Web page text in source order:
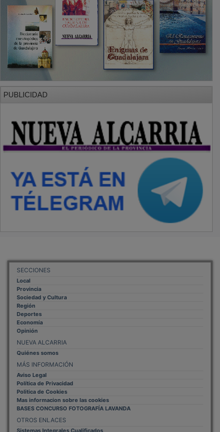
SECCIONES
Local
Provincia
Sociedad y Cultura
Región
Deportes
Economía
Opinión
NUEVA ALCARRIA
Quiénes somos
MÁS INFORMACIÓN
Aviso Legal
Política de Privacidad
Politica de Cookies
Mas informacion sobre las cookies
BASES CONCURSO FOTOGRAFÍA LAVANDA
OTROS ENLACES
Sistemas Integrales Cualificados